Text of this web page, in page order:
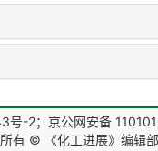
号-2；京公网安备
有 © 《化工进展》编辑部